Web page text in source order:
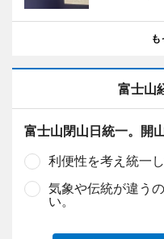
も
富士山
富士山閉山日統一。開
利便性を考え統一
気象や伝統が違う
い。